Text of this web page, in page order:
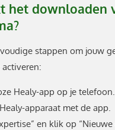
het downloaden
stappen om jouw
Healy-app op je telefoon.
apparaat met de app.
en klik op